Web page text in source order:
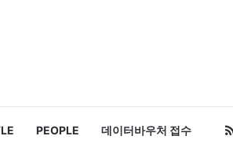
PEOPLE 데이터바우처 접수